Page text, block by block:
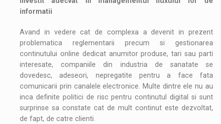
informatii
Avand in vedere cat de complexa a devenit in prezent
problematica reglementarii precum si gestionarea
continutului online dedicat anumitor produse, tari sau parti
interesate, companiile din industria de sanatate se
dovedesc, adeseori, nepregatite pentru a face fata
comunicarii prin canalele electronice. Multe dintre ele nu au
inca definite politici de risc pentru continutul digital si sunt
surprinse sa constate cat de mult continut este dezvoltat,
de fapt, de catre clienti.